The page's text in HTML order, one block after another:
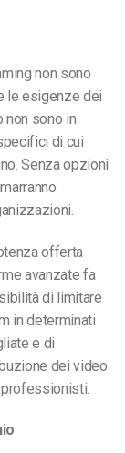
non sono
le esigenze dei
sono in
di cui
Senza opzioni
offerta
avanzate fa
di limitare
in determinati
e di
dei video